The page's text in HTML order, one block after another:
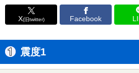
X(旧twitter) Facebook
震度1